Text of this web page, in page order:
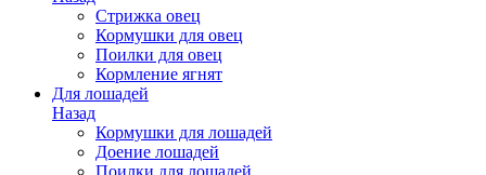
Стрижка овец
Кормушки для овец
Поилки для овец
Кормление ягнят
Для лошадей
Назад
Кормушки для лошадей
Доение лошадей
Поилки для лошадей